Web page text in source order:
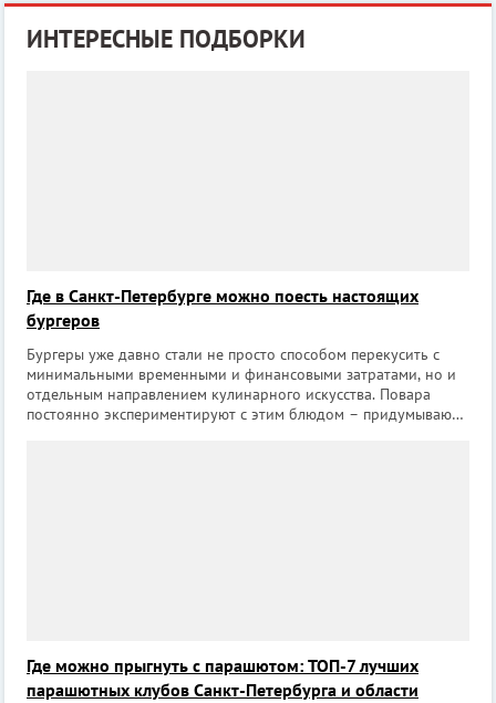
ИНТЕРЕСНЫЕ ПОДБОРКИ
Где в Санкт-Петербурге можно поесть настоящих
бургеров
Бургеры уже давно стали не просто способом перекусить с
минимальными временными и финансовыми затратами, но и
отдельным направлением кулинарного искусства. Повара
постоянно экспериментируют с этим блюдом – придумывают
Где можно прыгнуть с парашютом: ТОП-7 лучших
парашютных клубов Санкт-Петербурга и области